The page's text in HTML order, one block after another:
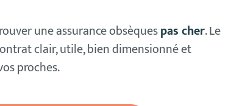
une assurance obsèquespas cher. Le
clair, utile, bien dimensionné et
proches.